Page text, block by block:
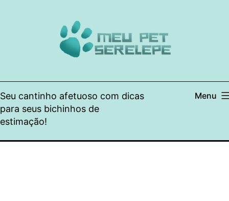
Seu cantinho afetuoso com dicas
para seus bichinhos de
estimação!
Menu